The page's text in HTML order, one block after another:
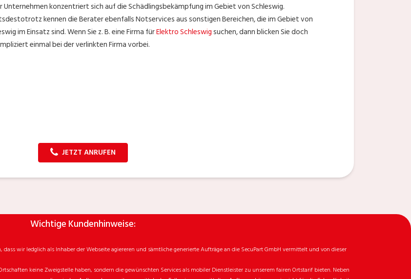
Unternehmen konzentriert sich auf die Schädlingsbekämpfung im Gebiet von Schleswig.
kennen die Berater ebenfalls Notservices aus sonstigen Bereichen, die im Gebiet von
im Einsatz sind. Wenn Sie z. B. eine Firma fürElektro Schleswigsuchen, dann blicken Sie doch
einmal bei der verlinkten Firma vorbei.
JETZT ANRUFEN
Wichtige Kundenhinweise:
dass wir ledglich als Inhaber der Webseite agiereren und sämtliche generierte Aufträge an die SecuPart GmbH vermittelt und von dieser
keine Zweigstelle haben, sondern die gewünschten Services als mobiler Dienstleister zu unserem fairen Ortstarif bieten. Neben